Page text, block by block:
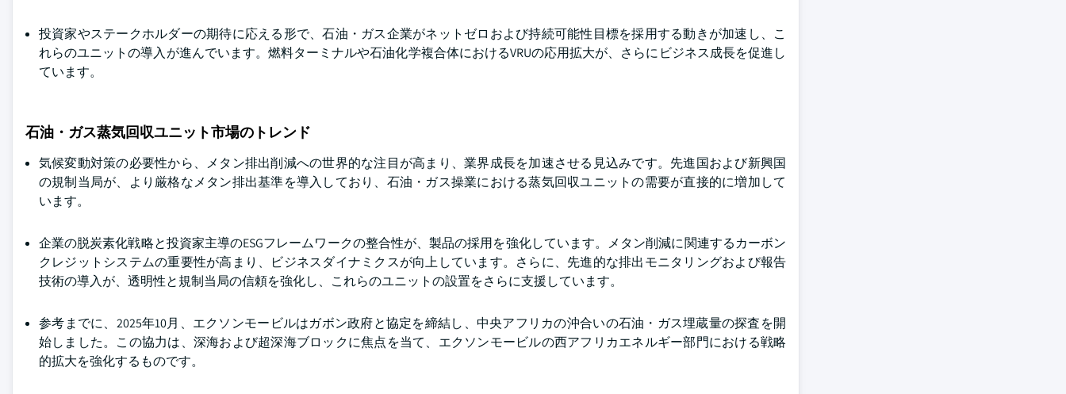
投資家やステークホルダーの期待に応える形で、石油・ガス企業がネットゼロおよび持続可能性目標を採用する動きが加速し、こ
れらのユニットの導入が進んでいます。燃料ターミナルや石油化学複合体におけるVRUの応用拡大が、さらにビジネス成長を促進し
ています。
石油・ガス蒸気回収ユニット市場のトレンド
気候変動対策の必要性から、メタン排出削減への世界的な注目が高まり、業界成長を加速させる見込みです。先進国および新興国
の規制当局が、より厳格なメタン排出基準を導入しており、石油・ガス操業における蒸気回収ユニットの需要が直接的に増加して
います。
企業の脱炭素化戦略と投資家主導のESGフレームワークの整合性が、製品の採用を強化しています。メタン削減に関連するカーボン
クレジットシステムの重要性が高まり、ビジネスダイナミクスが向上しています。さらに、先進的な排出モニタリングおよび報告
技術の導入が、透明性と規制当局の信頼を強化し、これらのユニットの設置をさらに支援しています。
参考までに、2025年10月、エクソンモービルはガボン政府と協定を締結し、中央アフリカの沖合いの石油・ガス埋蔵量の探査を開
始しました。この協力は、深海および超深海ブロックに焦点を当て、エクソンモービルの西アフリカエネルギー部門における戦略
的拡大を強化するものです。